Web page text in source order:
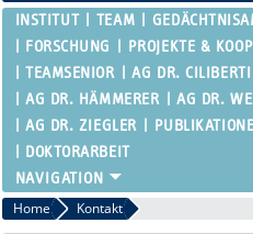
INSTITUT TEAM
FORSCHUNG
PROJEKTE &
TEAMSENIOR
AG DR. CILIBERTI
AG DR. HÄMMERER
AG DR.
AG DR. ZIEGLER
DOKTORARBEIT
Home Kontakt